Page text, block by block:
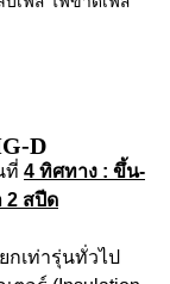
D
ที่ 4 ทิศทาง : ขึ้น-
2 สปีด
กเท่ารุ่นทั่วไป